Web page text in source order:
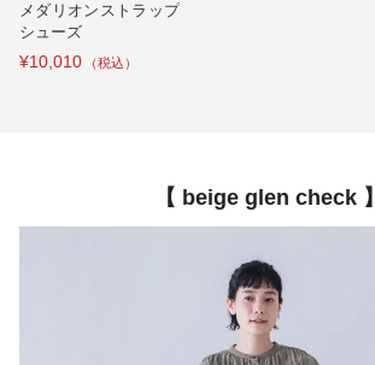
メダリオンストラップ
シューズ
¥10,010
【 beige glen check 】